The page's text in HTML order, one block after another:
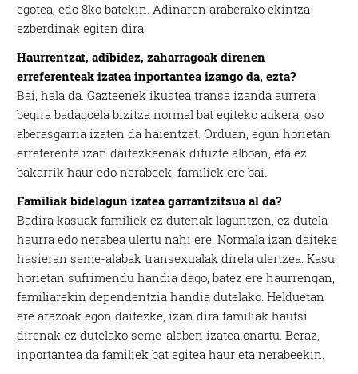
egotea, edo 8ko batekin. Adinaren araberako ekintza
ezberdinak egiten dira.
Haurrentzat, adibidez, zaharragoak direnen
erreferenteak izatea inportantea izango da, ezta?
Bai, hala da. Gazteenek ikustea transa izanda aurrera
begira badagoela bizitza normal bat egiteko aukera, oso
aberasgarria izaten da haientzat. Orduan, egun horietan
erreferente izan daitezkeenak dituzte alboan, eta ez
bakarrik haur edo nerabeek, familiek ere bai.
Familiak bidelagun izatea garrantzitsua al da?
Badira kasuak familiek ez dutenak laguntzen, ez dutela
haurra edo nerabea ulertu nahi ere. Normala izan daiteke
hasieran seme-alabak transexualak direla ulertzea. Kasu
horietan sufrimendu handia dago, batez ere haurrengan,
familiarekin dependentzia handia dutelako. Helduetan
ere arazoak egon daitezke, izan dira familiak hautsi
direnak ez dutelako seme-alaben izatea onartu. Beraz,
inportantea da familiek bat egitea haur eta nerabeekin.